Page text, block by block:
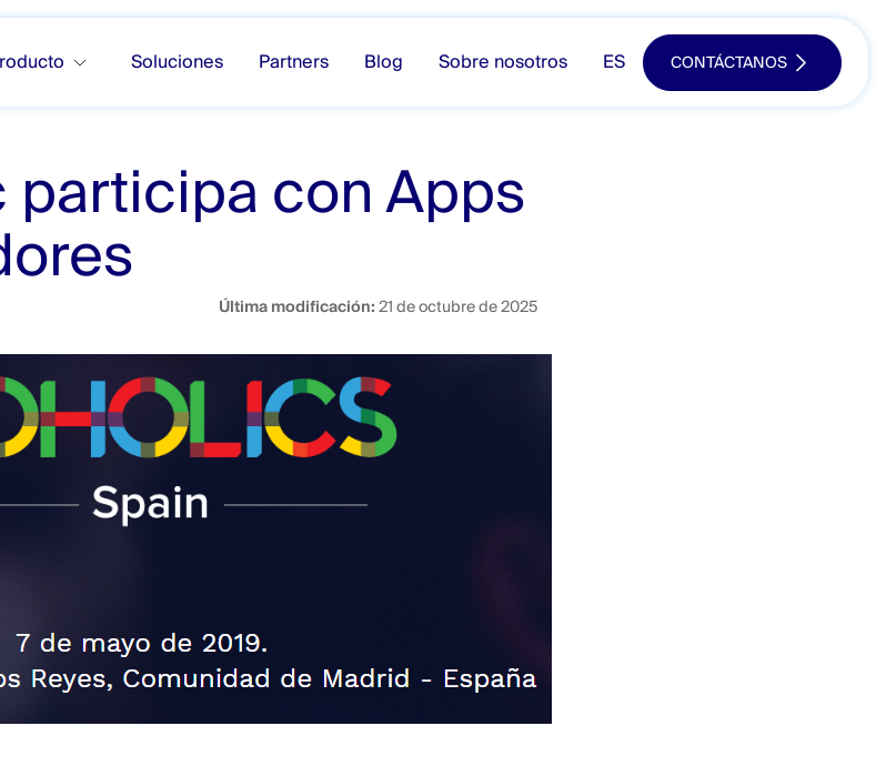
Soluciones Partners Blog Sobre nosotros ES CONTÁCTANOS
participa con Apps
Última modificación: 21 de octubre de 2025